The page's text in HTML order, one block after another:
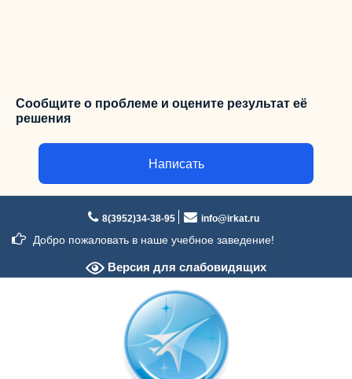
Сообщите о проблеме и оцените результат её
решения
Написать
содержимому
8(3952)34-38-95 info@irkat.ru
Добро пожаловать в наше учебное заведение!
Версия для слабовидящих